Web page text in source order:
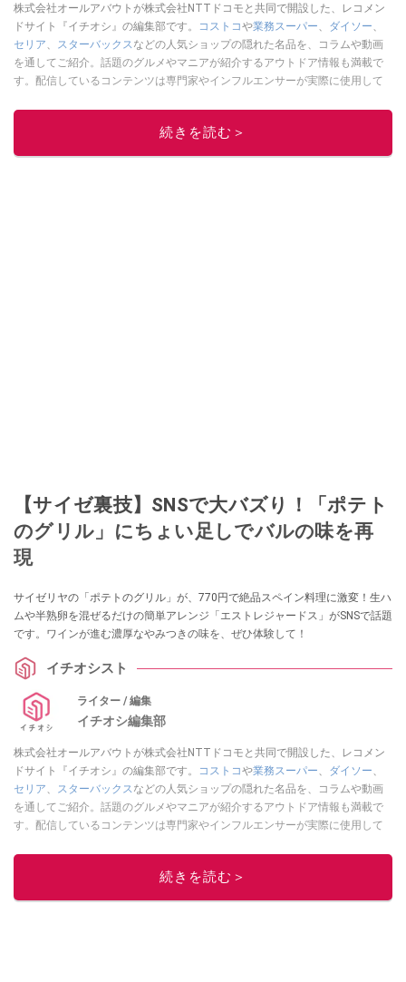
株式会社オールアバウトが株式会社NTTドコモと共同で開設した、レコメン
ドサイト『イチオシ』の編集部です。
コストコや業務スーパー、 ダイソー、
セリア、 スターバックスなどの人気ショップの隠れた名品を、コラムや動画
を通してご紹介。話題のグルメやマニアが紹介するアウトドア情報も満載で
す。配信しているコンテンツは専門家やインフルエンサーが実際に使用して
ニュースでフォロー
続きを読む＞
【サイゼ裏技】SNSで大バズり！「ポテト
のグリル」にちょい足しでバルの味を再
現
サイゼリヤの「ポテトのグリル」が、770円で絶品スペイン料理に激変！生ハ
ムや半熟卵を混ぜるだけの簡単アレンジ「エストレジャードス」がSNSで話題
です。ワインが進む濃厚なやみつきの味を、ぜひ体験して！
イチオシスト
ライター / 編集
イチオシ編集部
株式会社オールアバウトが株式会社NTTドコモと共同で開設した、レコメン
ドサイト『イチオシ』の編集部です。
コストコや業務スーパー、 ダイソー、
セリア、 スターバックスなどの人気ショップの隠れた名品を、コラムや動画
を通してご紹介。話題のグルメやマニアが紹介するアウトドア情報も満載で
す。配信しているコンテンツは専門家やインフルエンサーが実際に使用して
ニュースでフォロー
続きを読む＞